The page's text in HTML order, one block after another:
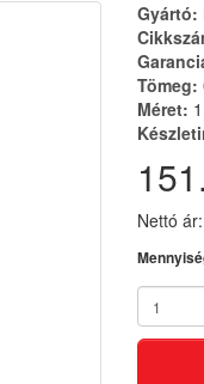
Gyártó:
Tömeg:
Méret:
Nettó